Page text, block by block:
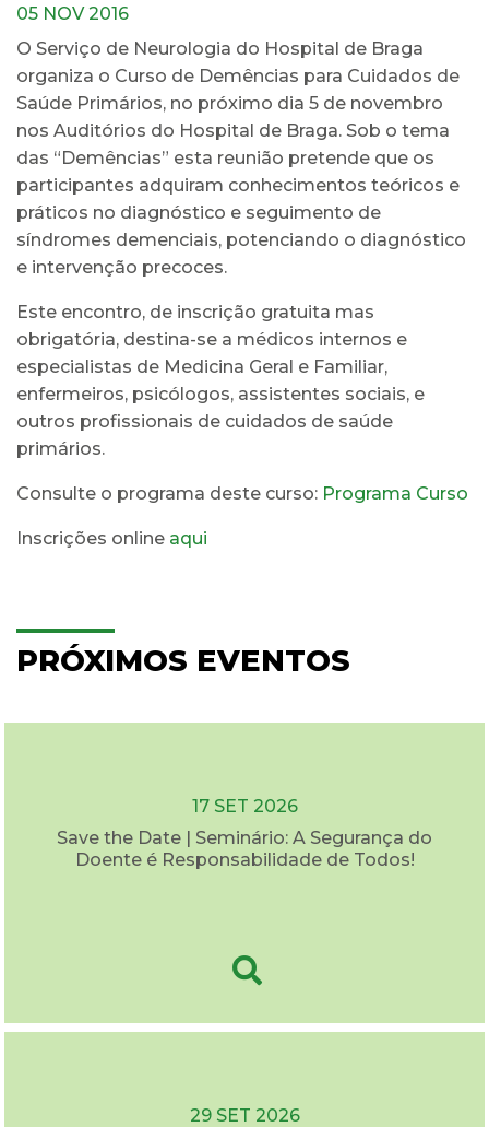
05 NOV 2016
O Serviço de Neurologia do Hospital de Braga
organiza o Curso de Demências para Cuidados de
Saúde Primários, no próximo dia 5 de novembro
nos Auditórios do Hospital de Braga. Sob o tema
das “Demências” esta reunião pretende que os
participantes adquiram conhecimentos teóricos e
práticos no diagnóstico e seguimento de
síndromes demenciais, potenciando o diagnóstico
e intervenção precoces.
Este encontro, de inscrição gratuita mas
obrigatória, destina-se a médicos internos e
especialistas de Medicina Geral e Familiar,
enfermeiros, psicólogos, assistentes sociais, e
outros profissionais de cuidados de saúde
primários.
Consulte o programa deste curso: Programa Curso
Inscrições online aqui
PRÓXIMOS EVENTOS
17 SET 2026
Save the Date | Seminário: A Segurança do
Doente é Responsabilidade de Todos!
29 SET 2026